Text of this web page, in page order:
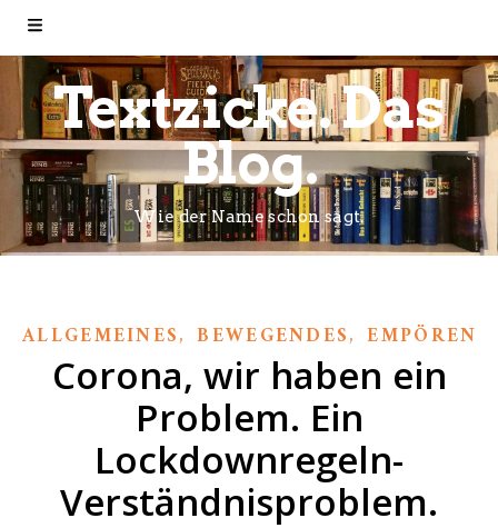
Textzicke. Das
Blog.
Wie der Name schon sagt.
ALLGEMEINES,BEWEGENDES,
Corona, wir haben ein
Problem. Ein
Lockdownregeln-
Verständnisproblem.